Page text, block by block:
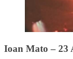
Ioan Mato – 23